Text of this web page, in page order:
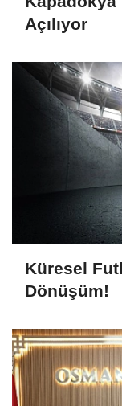
Açılıyor
Küresel
Dönüşüm!